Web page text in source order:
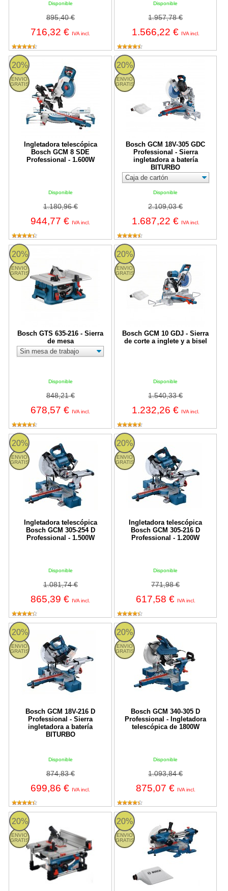
Disponible
895,40 €
716,32 € IVA incl.
Disponible
1.957,78 €
1.566,22 € IVA incl.
20%
ENVIO
GRATIS
Ingletadora telescópica
Bosch GCM 8 SDE
Professional - 1.600W
Disponible
1.180,96 €
944,77 € IVA incl.
Ingletadora telescópica Bosch GCM 8 SDE Professional -
20%
ENVIO
GRATIS
Bosch GCM 18V-305 GDC
Professional - Sierra
ingletadora a batería
BITURBO
Disponible
2.109,03 €
1.687,22 € IVA incl.
Bosch GCM 18V-305 GDC
20%
ENVIO
GRATIS
Bosch GTS 635-216 - Sierra
de mesa
Disponible
848,21 €
678,57 € IVA incl.
Bosch GTS 635-216 - Sierra de mesa
20%
ENVIO
GRATIS
Bosch GCM 10 GDJ - Sierra
de corte a inglete y a bisel
Disponible
1.540,33 €
1.232,26 € IVA incl.
Bosch GCM 10 GDJ - Sierra de
20%
ENVIO
GRATIS
Ingletadora telescópica
Bosch GCM 305-254 D
Professional - 1.500W
Disponible
1.081,74 €
865,39 € IVA incl.
Ingletadora telescópica Bosch GCM 305-254 D Professional -
20%
ENVIO
GRATIS
Ingletadora telescópica
Bosch GCM 305-216 D
Professional - 1.200W
Disponible
771,98 €
617,58 € IVA incl.
Ingletadora telescópica Bosch
20%
ENVIO
GRATIS
Bosch GCM 18V-216 D
Professional - Sierra
ingletadora a batería
BITURBO
Disponible
874,83 €
699,86 € IVA incl.
Bosch GCM 18V-216 D Professional - Sierra ingletadora a
20%
ENVIO
GRATIS
Bosch GCM 340-305 D
Professional - Ingletadora
telescópica de 1800W
Disponible
1.093,84 €
875,07 € IVA incl.
Bosch GCM 340-305 D
20%
ENVIO
GRATIS
Bosch GTS 18V-70 Professional - Sierra de mesa a batería
20%
ENVIO
GRATIS
Bosch GCM 305-216 S